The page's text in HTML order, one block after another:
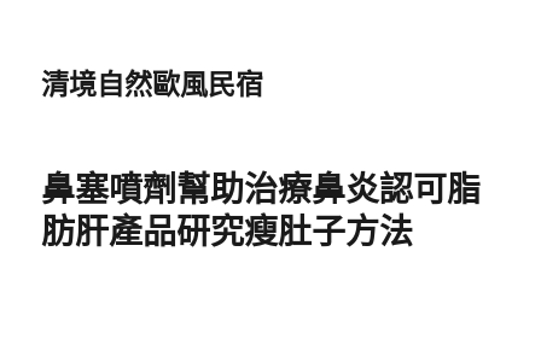
清境自然歐風民宿
鼻塞噴劑幫助治療鼻炎認可脂
肪肝產品研究瘦肚子方法